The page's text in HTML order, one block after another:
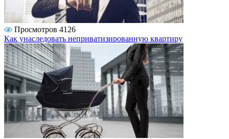
Просмотров 4126
Как унаследовать неприватизированную квартиру